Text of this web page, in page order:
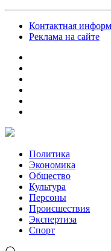
Контактная
Реклама на сайте
Политика
Экономика
Общество
Культура
Персоны
Происшествия
Экспертиза
Спорт